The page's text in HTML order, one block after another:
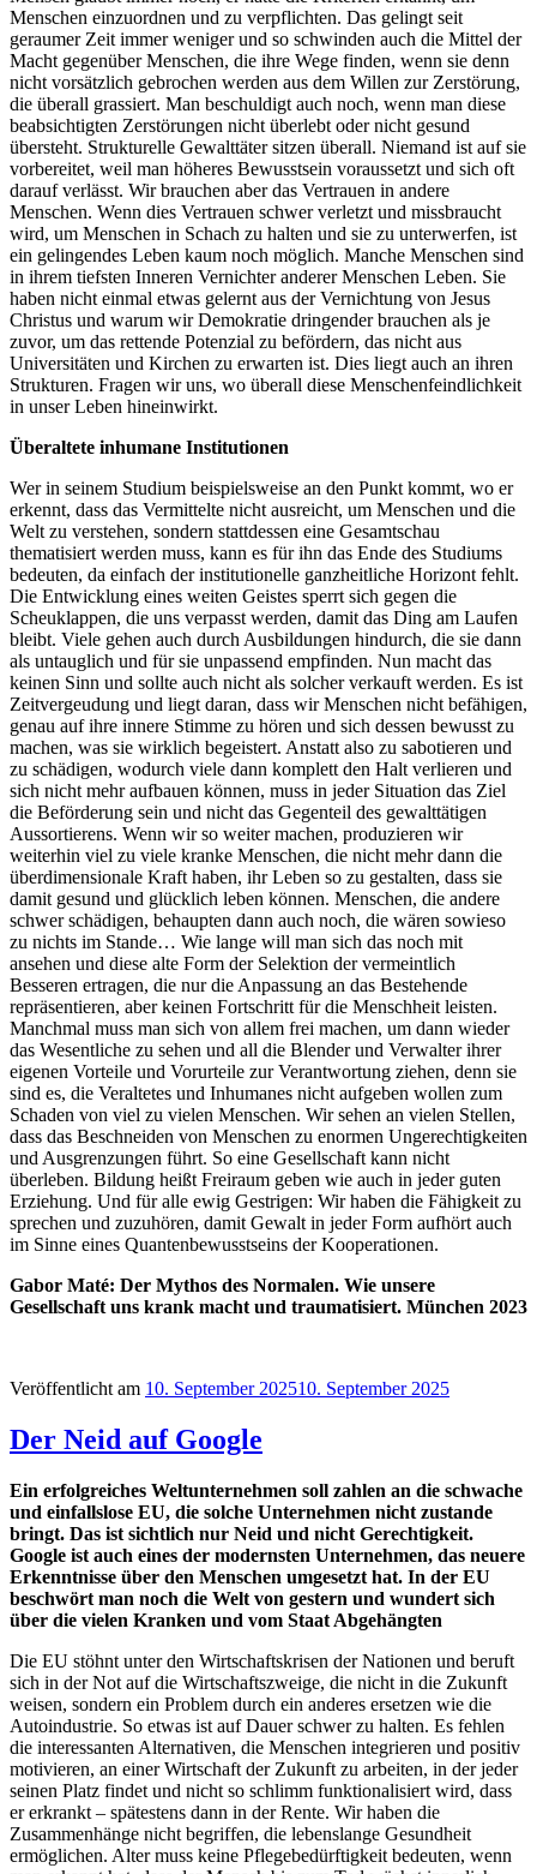
Menschen einzuordnen und zu verpflichten. Das gelingt seit
geraumer Zeit immer weniger und so schwinden auch die Mittel der
Macht gegenüber Menschen, die ihre Wege finden, wenn sie denn
nicht vorsätzlich gebrochen werden aus dem Willen zur Zerstörung,
die überall grassiert. Man beschuldigt auch noch, wenn man diese
beabsichtigten Zerstörungen nicht überlebt oder nicht gesund
übersteht. Strukturelle Gewalttäter sitzen überall. Niemand ist auf sie
vorbereitet, weil man höheres Bewusstsein voraussetzt und sich oft
darauf verlässt. Wir brauchen aber das Vertrauen in andere
Menschen. Wenn dies Vertrauen schwer verletzt und missbraucht
wird, um Menschen in Schach zu halten und sie zu unterwerfen, ist
ein gelingendes Leben kaum noch möglich. Manche Menschen sind
in ihrem tiefsten Inneren Vernichter anderer Menschen Leben. Sie
haben nicht einmal etwas gelernt aus der Vernichtung von Jesus
Christus und warum wir Demokratie dringender brauchen als je
zuvor, um das rettende Potenzial zu befördern, das nicht aus
Universitäten und Kirchen zu erwarten ist. Dies liegt auch an ihren
Strukturen. Fragen wir uns, wo überall diese Menschenfeindlichkeit
in unser Leben hineinwirkt.
Überaltete inhumane Institutionen
Wer in seinem Studium beispielsweise an den Punkt kommt, wo er
erkennt, dass das Vermittelte nicht ausreicht, um Menschen und die
Welt zu verstehen, sondern stattdessen eine Gesamtschau
thematisiert werden muss, kann es für ihn das Ende des Studiums
bedeuten, da einfach der institutionelle ganzheitliche Horizont fehlt.
Die Entwicklung eines weiten Geistes sperrt sich gegen die
Scheuklappen, die uns verpasst werden, damit das Ding am Laufen
bleibt. Viele gehen auch durch Ausbildungen hindurch, die sie dann
als untauglich und für sie unpassend empfinden. Nun macht das
keinen Sinn und sollte auch nicht als solcher verkauft werden. Es ist
Zeitvergeudung und liegt daran, dass wir Menschen nicht befähigen,
genau auf ihre innere Stimme zu hören und sich dessen bewusst zu
machen, was sie wirklich begeistert. Anstatt also zu sabotieren und
zu schädigen, wodurch viele dann komplett den Halt verlieren und
sich nicht mehr aufbauen können, muss in jeder Situation das Ziel
die Beförderung sein und nicht das Gegenteil des gewalttätigen
Aussortierens. Wenn wir so weiter machen, produzieren wir
weiterhin viel zu viele kranke Menschen, die nicht mehr dann die
überdimensionale Kraft haben, ihr Leben so zu gestalten, dass sie
damit gesund und glücklich leben können. Menschen, die andere
schwer schädigen, behaupten dann auch noch, die wären sowieso
zu nichts im Stande… Wie lange will man sich das noch mit
ansehen und diese alte Form der Selektion der vermeintlich
Besseren ertragen, die nur die Anpassung an das Bestehende
repräsentieren, aber keinen Fortschritt für die Menschheit leisten.
Manchmal muss man sich von allem frei machen, um dann wieder
das Wesentliche zu sehen und all die Blender und Verwalter ihrer
eigenen Vorteile und Vorurteile zur Verantwortung ziehen, denn sie
sind es, die Veraltetes und Inhumanes nicht aufgeben wollen zum
Schaden von viel zu vielen Menschen. Wir sehen an vielen Stellen,
dass das Beschneiden von Menschen zu enormen Ungerechtigkeiten
und Ausgrenzungen führt. So eine Gesellschaft kann nicht
überleben. Bildung heißt Freiraum geben wie auch in jeder guten
Erziehung. Und für alle ewig Gestrigen: Wir haben die Fähigkeit zu
sprechen und zuzuhören, damit Gewalt in jeder Form aufhört auch
im Sinne eines Quantenbewusstseins der Kooperationen.
Gabor Maté: Der Mythos des Normalen. Wie unsere
Gesellschaft uns krank macht und traumatisiert. München 2023
Veröffentlicht am 10. September 202510. September 2025
Der Neid auf Google
Ein erfolgreiches Weltunternehmen soll zahlen an die schwache
und einfallslose EU, die solche Unternehmen nicht zustande
bringt. Das ist sichtlich nur Neid und nicht Gerechtigkeit.
Google ist auch eines der modernsten Unternehmen, das neuere
Erkenntnisse über den Menschen umgesetzt hat. In der EU
beschwört man noch die Welt von gestern und wundert sich
über die vielen Kranken und vom Staat Abgehängten
Die EU stöhnt unter den Wirtschaftskrisen der Nationen und beruft
sich in der Not auf die Wirtschaftszweige, die nicht in die Zukunft
weisen, sondern ein Problem durch ein anderes ersetzen wie die
Autoindustrie. So etwas ist auf Dauer schwer zu halten. Es fehlen
die interessanten Alternativen, die Menschen integrieren und positiv
motivieren, an einer Wirtschaft der Zukunft zu arbeiten, in der jeder
seinen Platz findet und nicht so schlimm funktionalisiert wird, dass
er erkrankt – spätestens dann in der Rente. Wir haben die
Zusammenhänge nicht begriffen, die lebenslange Gesundheit
ermöglichen. Alter muss keine Pflegebedürftigkeit bedeuten, wenn